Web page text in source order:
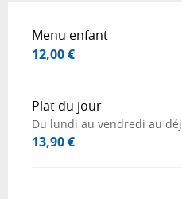
Tarifs 2026
Menu enfant
12,00 €
Plat du jour
Du lundi au vendredi au
13,90 €